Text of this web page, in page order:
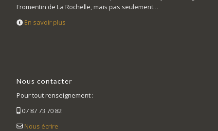
Fromentin de La Rochelle, mais pas seulement…
En savoir plus
Nous contacter
Pour tout renseignement :
07 87 73 70 82
Nous écrire